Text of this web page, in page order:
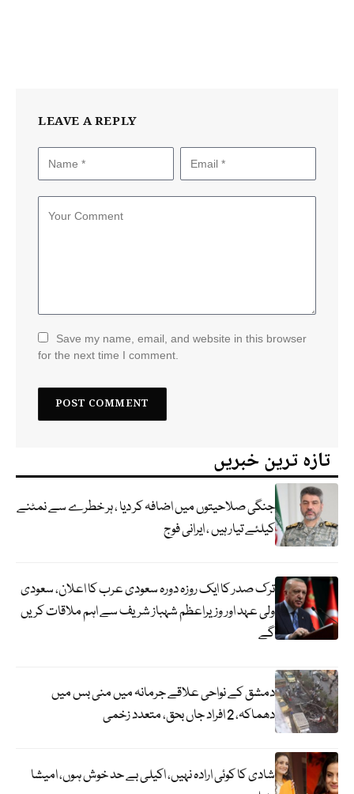
LEAVE A REPLY
Save my name, email, and website in this browser
for the next time I comment.
تازہ ترین خبریں
جنگی صلاحیتوں میں اضافہ کر دیا ، ہر خطرے سے نمٹنے
کیلئے تیار ہیں ، ایرانی فوج
ترک صدر کا ایک روزہ دورہ سعودی عرب کا اعلان، سعودی
ولی عہد اور وزیراعظم شہباز شریف سے اہم ملاقات کریں
گے
دمشق کے نواحی علاقے جرمانہ میں منی بس میں
دھماکہ، 2 افراد جاں بحق، متعدد زخمی
شادی کا کوئی ارادہ نہیں، اکیلی بے حد خوش ہوں، امیشا